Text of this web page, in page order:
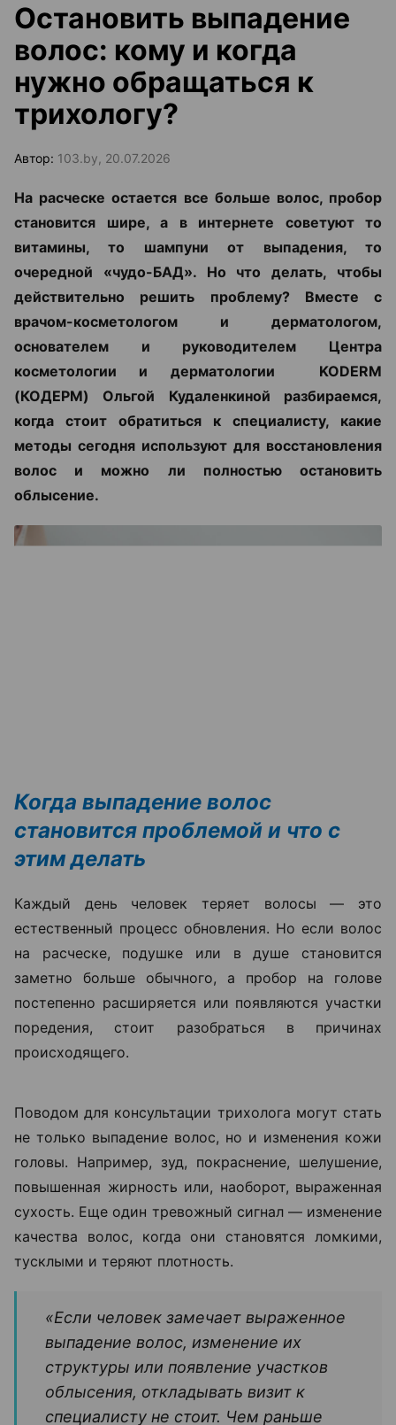
Остановить выпадение
волос: кому и когда
нужно обращаться к
трихологу?
Автор: 103.by, 20.07.2026
На расческе остается все больше волос, пробор
становится шире, а в интернете советуют то
витамины, то шампуни от выпадения, то
очередной «чудо-БАД». Но что делать, чтобы
действительно решить проблему? Вместе с
врачом-косметологом и дерматологом,
основателем и руководителем Центра
косметологии и дерматологии KODERM
(КОДЕРМ) Ольгой Кудаленкиной разбираемся,
когда стоит обратиться к специалисту, какие
методы сегодня используют для восстановления
волос и можно ли полностью остановить
облысение.
Когда выпадение волос
становится проблемой и что с
этим делать
Каждый день человек теряет волосы — это
естественный процесс обновления. Но если волос
на расческе, подушке или в душе становится
заметно больше обычного, а пробор на голове
постепенно расширяется или появляются участки
поредения, стоит разобраться в причинах
происходящего.
не только выпадение волос, но и изменения кожи
головы. Например, зуд, покраснение, шелушение,